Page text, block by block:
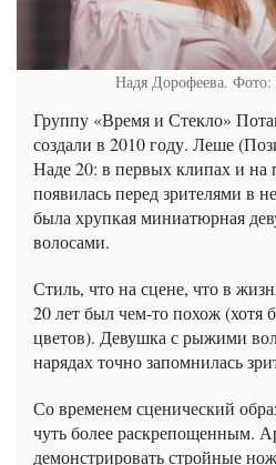
Надя Дорофеева. Фото:
Группу «Время и Стекло»
создали в 2010 году. Леше
Наде 20: в первых клипах и на
появилась перед зрителями в
была хрупкая миниатюрная
волосами.
Стиль, что на сцене, что в
20 лет был чем-то похож (хотя
цветов). Девушка с рыжими
нарядах точно запомнилась
Со временем сценический
чуть более раскрепощенным.
демонстрировать стройные